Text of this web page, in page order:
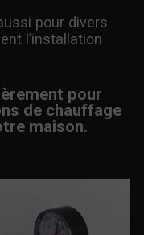
pour divers
l’installation
pour
de chauffage
maison.